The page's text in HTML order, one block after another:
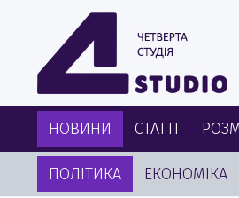
НОВИНИ СТАТТІ
ПОЛІТИКА ЕКОНОМІКА